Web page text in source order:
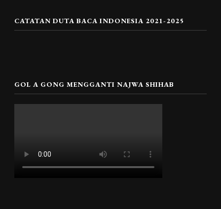
CATATAN DUTA BACA INDONESIA 2021-2025
GOL A GONG MENGGANTI NAJWA SHIHAB